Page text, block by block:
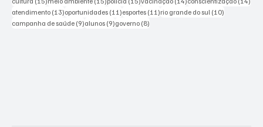
atendimento (13)13 posts
oportunidades (11)11 posts
esportes (11)11 posts
rio grande do sul (10)
campanha de saúde (9)9 posts
alunos (9)9 posts
governo (8)